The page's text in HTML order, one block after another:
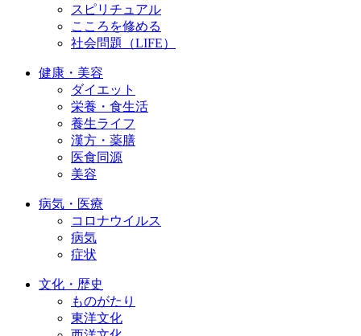
スピリチュアル
こころを修める
社会問題（LIFE）
健康・美容
ダイエット
栄養・食生活
養生ライフ
漢方・薬膳
医食同源
美容
病気・医療
コロナウイルス
病気
症状
文化・歴史
ものがたり
東洋文化